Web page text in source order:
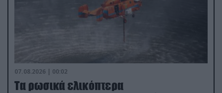
07.08.2026 | 00:02
Τα ρωσικά ελικόπτερα